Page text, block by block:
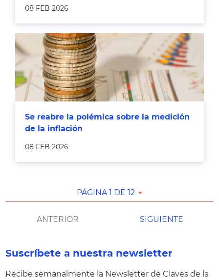
08 FEB 2026
Se reabre la polémica sobre la medición
de la inflación
08 FEB 2026
PÁGINA 1 DE 12
ANTERIOR SIGUIENTE
Suscríbete a nuestra newsletter
Recibe semanalmente la Newsletter de Claves de la